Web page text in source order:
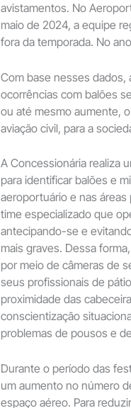
avistamentos. No
maio de 2024, a equipe
fora da temporada. No
Com base nesses
ocorrências com balões
ou até mesmo aumente,
aviação civil, para a
A Concessionária realiza
para identificar balões e
aeroportuário e nas
time especializado que
antecipando-se e
mais graves. Dessa
por meio de câmeras de
seus profissionais de
proximidade das
conscientização
problemas de pousos e
Durante o período das
um aumento no número
espaço aéreo. Para